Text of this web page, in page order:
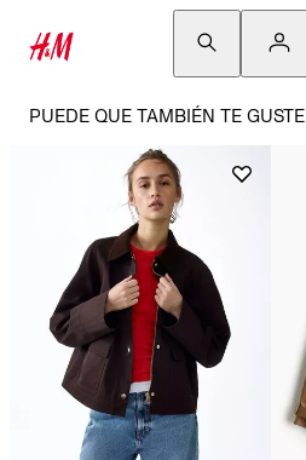
PUEDE QUE TAMBIÉN TE GUSTE